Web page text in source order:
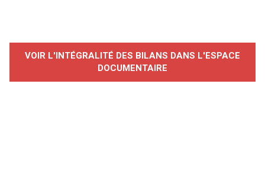
VOIR L'INTÉGRALITÉ DES BILANS DANS L'ESPACE
DOCUMENTAIRE